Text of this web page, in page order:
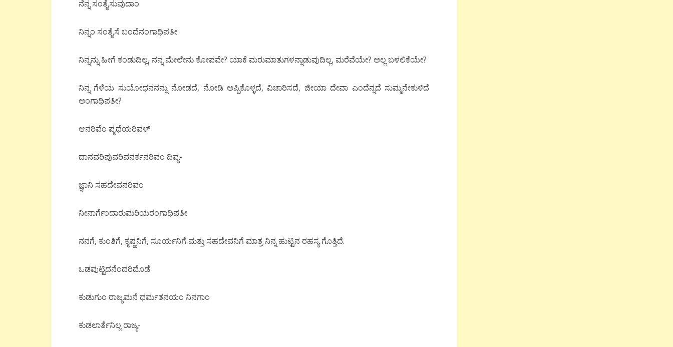
ನೆನ್ನ ಸಂತೈಸುವುದಾಂ
ನಿನ್ನಂ ಸಂತೈಸೆ ಬಂದೆನಂಗಾಧಿಪತೀ
ನಿನ್ನನ್ನು ಹೀಗೆ ಕಂಡುದಿಲ್ಲ, ನನ್ನ ಮೇಲೇನು ಕೋಪವೇ? ಯಾಕೆ ಮರುಮಾತುಗಳನ್ನಾಡುವುದಿಲ್ಲ, ಮರೆವೆಯೇ? ಅಲ್ಲ ಬಳಲಿಕೆಯೇ?
ನಿನ್ನ ಗೆಳೆಯ ಸುಯೋಧನನನ್ನು ನೋಡದೆ, ನೋಡಿ ಅಪ್ಪಿಕೊಳ್ಳದೆ, ವಿಚಾರಿಸದೆ, ಜೀಯಾ ದೇವಾ ಎಂದೆನ್ನದೆ ಸುಮ್ಮನೇಕುಳಿದೆ
ಅಂಗಾಧಿಪತೀ?
ಆನರಿವೆಂ ಪೃಥೆಯರಿವಳ್
ದಾನವರಿಪುವರಿವನರ್ಕನರಿವಂ ದಿವ್ಯ-
ಜ್ಞಾನಿ ಸಹದೇವನರಿವಂ
ನೀನಾರ್ಗೆಂದಾರುಮರಿಯರಂಗಾಧಿಪತೀ
ನನಗೆ, ಕುಂತಿಗೆ, ಕೃಷ್ಣನಿಗೆ, ಸೂರ್ಯನಿಗೆ ಮತ್ತು ಸಹದೇವನಿಗೆ ಮಾತ್ರ ನಿನ್ನ ಹುಟ್ಟಿನ ರಹಸ್ಯ ಗೊತ್ತಿದೆ.
ಒಡವುಟ್ಟಿದನೆಂದರಿದೊಡೆ
ಕುಡುಗುಂ ರಾಜ್ಯಮನೆ ಧರ್ಮತನಯಂ ನಿನಗಾಂ
ಕುಡಲಾರ್ತೆನಿಲ್ಲ ರಾಜ್ಯ-